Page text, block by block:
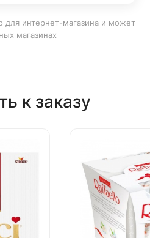
для интернет-магазина и может
магазинах
к заказу